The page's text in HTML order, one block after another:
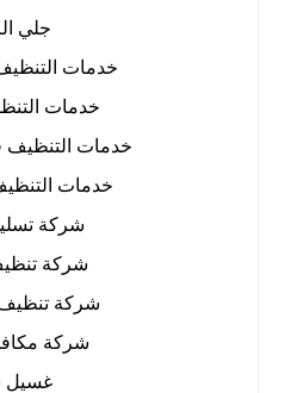
جلي
خدمات
خدمات
خدمات
خدمات
شركة
شركة
شركة
شركة
غسيل